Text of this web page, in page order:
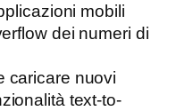
mobili
dei numeri di
caricare nuovi
text-to-